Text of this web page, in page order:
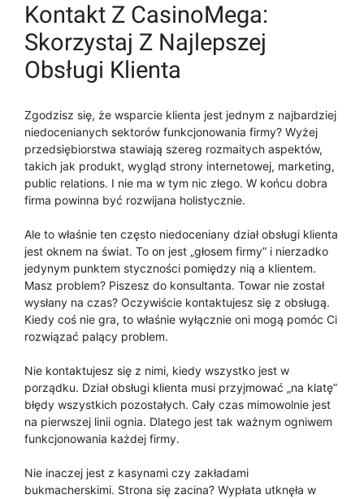
Kontakt Z CasinoMega:
Skorzystaj Z Najlepszej
Obsługi Klienta
Zgodzisz się, że wsparcie klienta jest jednym z najbardziej
niedocenianych sektorów funkcjonowania firmy? Wyżej
przedsiębiorstwa stawiają szereg rozmaitych aspektów,
takich jak produkt, wygląd strony internetowej, marketing,
public relations. I nie ma w tym nic złego. W końcu dobra
firma powinna być rozwijana holistycznie.
Ale to właśnie ten często niedoceniany dział obsługi klienta
jest oknem na świat. To on jest „głosem firmy” i nierzadko
jedynym punktem styczności pomiędzy nią a klientem.
Masz problem? Piszesz do konsultanta. Towar nie został
wysłany na czas? Oczywiście kontaktujesz się z obsługą.
Kiedy coś nie gra, to właśnie wyłącznie oni mogą pomóc Ci
rozwiązać palący problem.
Nie kontaktujesz się z nimi, kiedy wszystko jest w
porządku. Dział obsługi klienta musi przyjmować „na klatę”
błędy wszystkich pozostałych. Cały czas mimowolnie jest
na pierwszej linii ognia. Dlatego jest tak ważnym ogniwem
funkcjonowania każdej firmy.
Nie inaczej jest z kasynami czy zakładami
bukmacherskimi. Strona się zacina? Wypłata utknęła w